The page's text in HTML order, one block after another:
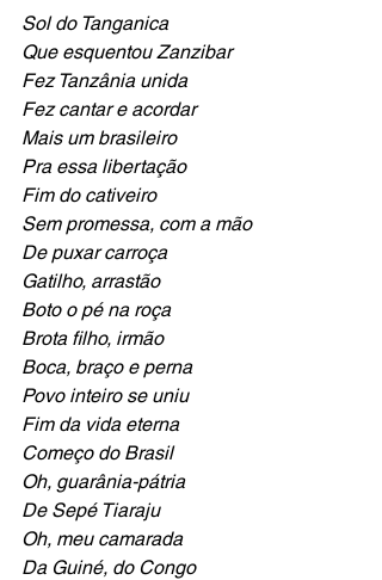
Sol do Tanganica
Que esquentou Zanzibar
Fez Tanzânia unida
Fez cantar e acordar
Mais um brasileiro
Pra essa libertação
Fim do cativeiro
Sem promessa, com a mão
De puxar carroça
Gatilho, arrastão
Boto o pé na roça
Brota filho, irmão
Boca, braço e perna
Povo inteiro se uniu
Fim da vida eterna
Começo do Brasil
Oh, guarânia-pátria
De Sepé Tiaraju
Oh, meu camarada
Da Guiné, do Congo